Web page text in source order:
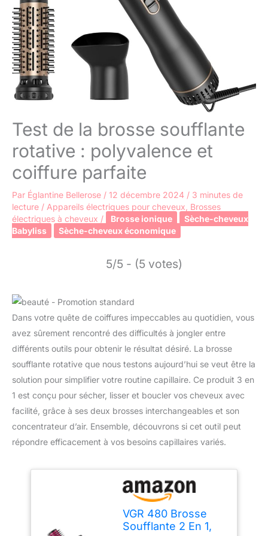
Test de la brosse soufflante
rotative : polyvalence et
coiffure parfaite
Par Églantine Bellerose / 12 décembre 2024 / 3 minutes de
lecture / Appareils électriques pour cheveux Brosses
électriques à cheveux / Brosse ionique
Sèche-cheveux
Babyliss
Sèche-cheveux économique
5/5 - (5 votes)
Dans votre quête de coiffures impeccables au quotidien, vous
avez sûrement rencontré des difficultés à jongler entre
différents outils pour obtenir le résultat désiré. La brosse
soufflante rotative que nous testons aujourd’hui se veut être la
solution pour simplifier votre routine capillaire. Ce produit 3 en
1 est conçu pour sécher, lisser et boucler vos cheveux avec
facilité, grâce à ses deux brosses interchangeables et son
concentrateur d’air. Ensemble, découvrons si cet outil peut
répondre efficacement à vos besoins capillaires variés.
VGR 480 Brosse
Soufflante 2 En 1,